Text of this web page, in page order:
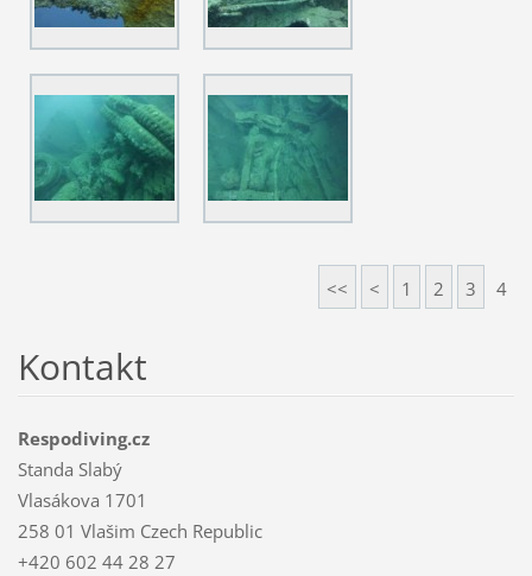
<< < 1 2 3 4
Kontakt
Respodiving.cz
Standa Slabý
Vlasákova 1701
258 01 Vlašim Czech Republic
+420 602 44 28 27